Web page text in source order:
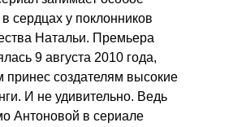
сердцах у поклонников
Натальи. Премьера
9 августа 2010 года,
принес создателям высокие
И не удивительно. Ведь
Антоновой в сериале